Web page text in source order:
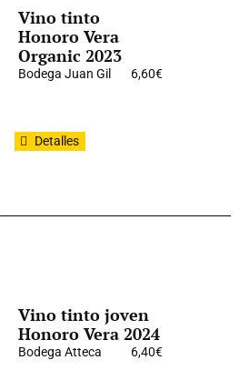
Vino tinto
Honoro Vera
Organic 2023
Bodega Juan Gil 6,60€
Detalles
Vino tinto joven
Honoro Vera 2024
Bodega Atteca 6,40€